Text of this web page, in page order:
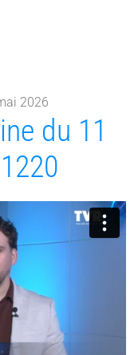
2026
du 11